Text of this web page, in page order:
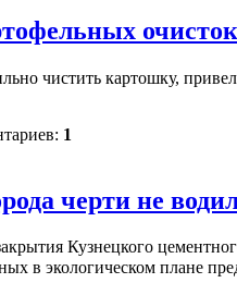
очисток
чистить картошку,
1
черти не
Кузнецкого
в экологическом плане